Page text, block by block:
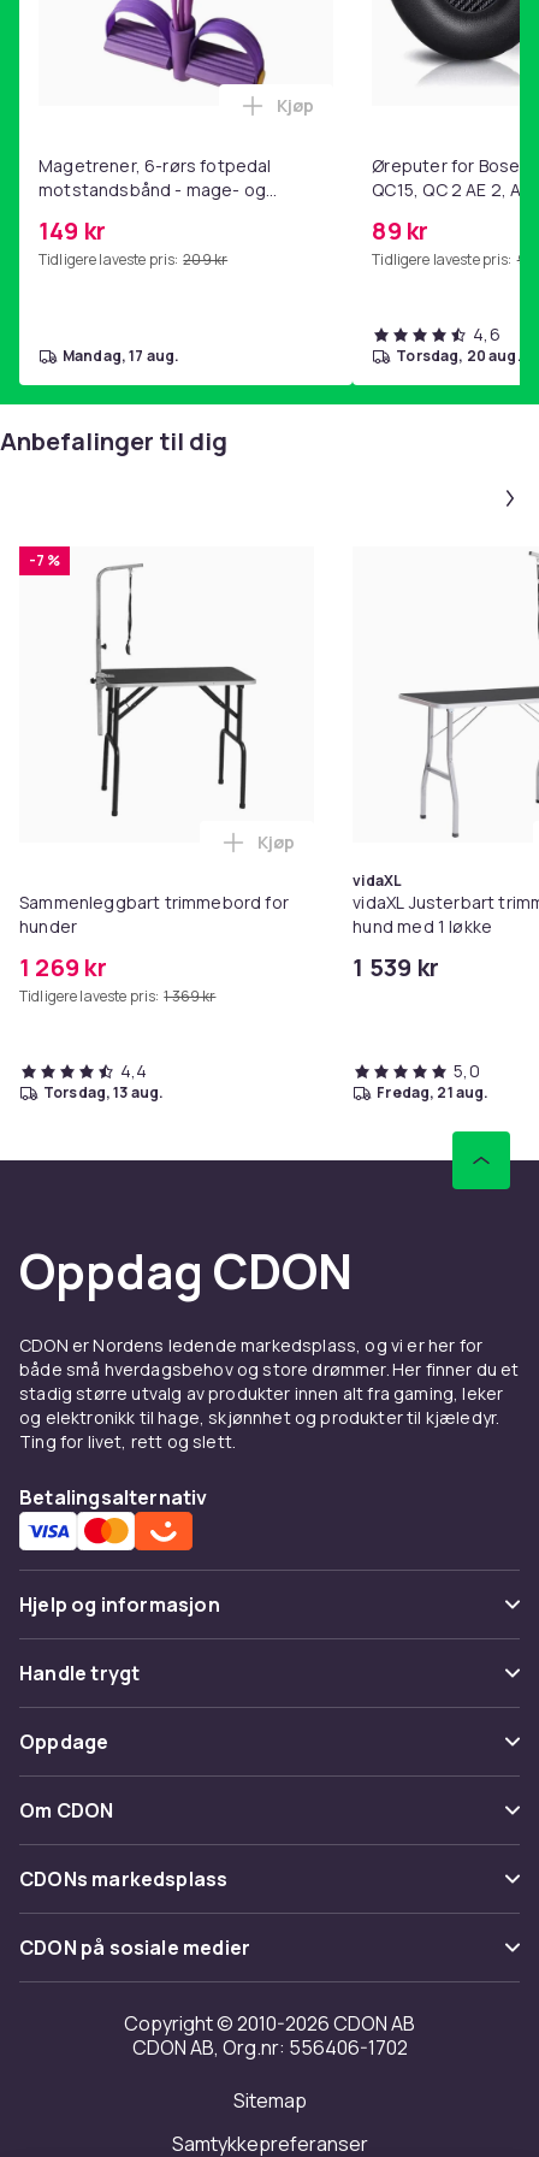
Magetrener, 6-rørs fotpedal
motstandsbånd - mage- og
hjemmegymnastikk Purple
149 kr
Tidligere laveste pris: 209 kr
Legg Magetrener, 6-rørs
Kjøp
mandag, 17 aug.
Øreputer for Bose
QC15, QC 2 AE 2, AE
89 kr
Tidligere laveste pris: 99
4,6
torsdag, 20 aug.
Anbefalinger til dig
-7 %
Sammenleggbart trimmebord for
hunder
1 269 kr
Tidligere laveste pris: 1 369 kr
Legg Sammenleggbart
Kjøp
4,4
torsdag, 13 aug.
vidaXL
vidaXL Justerbart
hund med 1 løkke
1 539 kr
5,0
fredag, 21 aug.
Oppdag CDON
CDON er Nordens ledende markedsplass, og vi er her for
både små hverdagsbehov og store drømmer. Her finner du et
stadig større utvalg av produkter innen alt fra gaming, leker
og elektronikk til hage, skjønnhet og produkter til kjæledyr.
Ting for livet, rett og slett.
Betalingsalternativ
Hjelp og informasjon
Vanlige spørsmål
Spor pakke
Angre & returner her
Kontakt oss
Handle trygt
Betaling
Levering
Tilbakekallinger
Oppdage
Kategorier
Varemerker
Om CDON
Om oss
Kundeanmeldelser
Jobbe på CDON
Investor relations
Tilgjengelighet
CDONs markedsplass
Merchant Help Center
CDON på sosiale medier
Copyright © 2010-2026 CDON AB
CDON AB, Org.nr: 556406-1702
Sitemap
Samtykkepreferanser